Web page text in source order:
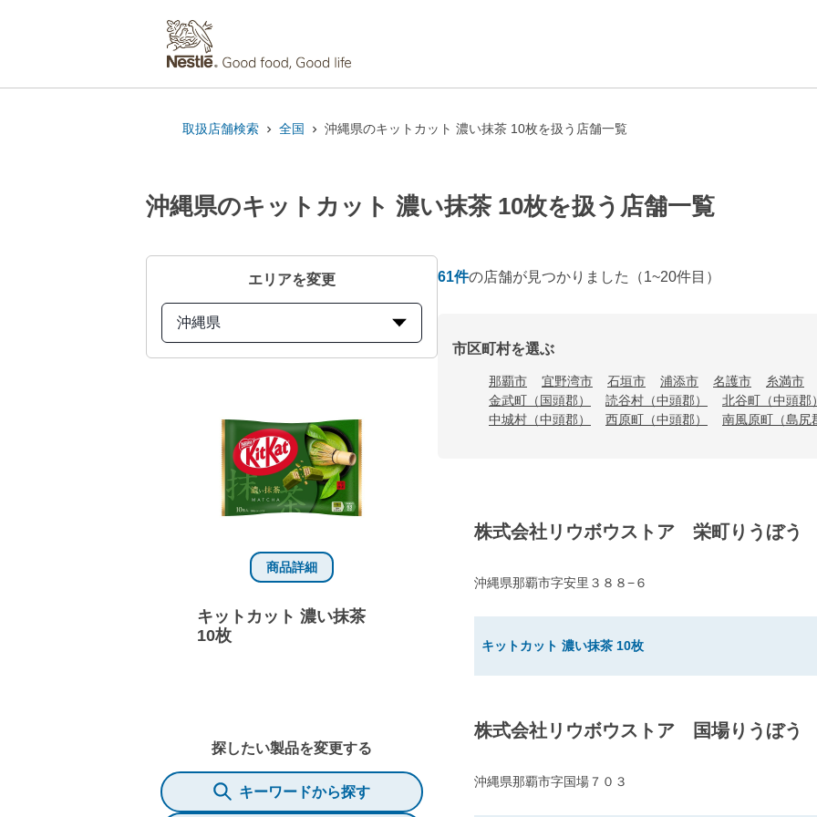
取扱店舗検索 全国 沖縄県のキットカット 濃い抹茶 10枚を扱う店舗一覧
沖縄県のキットカット 濃い抹茶 10枚を扱う店舗一覧
エリアを変更
沖縄県
商品詳細
キットカット 濃い抹茶
10枚
探したい製品を変更する
キーワードから探す
61件の店舗が見つかりました （1~20件目）
市区町村を選ぶ
那覇市 宜野湾市 石垣市 浦添市 名護市 糸満市
金武町（国頭郡）
読谷村（中頭郡） 北谷町（中頭郡）
中城村（中頭郡）
西原町（中頭郡） 南風原町（島尻
株式会社リウボウストア 栄町りうぼう
沖縄県那覇市字安里３８８−６
キットカット 濃い抹茶 10枚
株式会社リウボウストア 国場りうぼう
沖縄県那覇市字国場７０３